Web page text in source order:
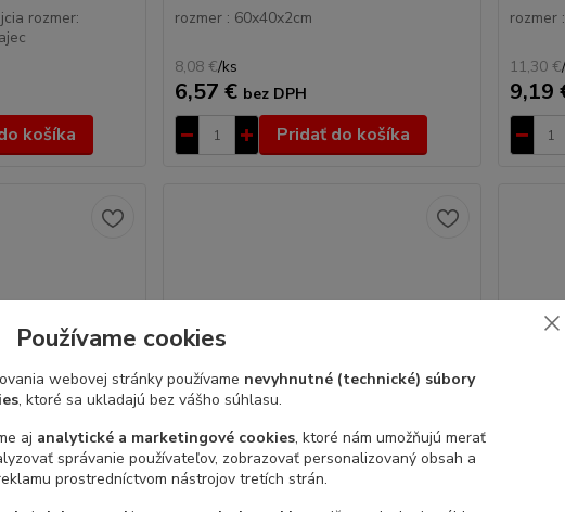
rozmer:
košíka
rozmer : 60x40x2cm
8,08 €/ks
6,57 € bez DPH
Pridať do košíka
rozmer
11,30 €/
9,19
Používame cookies
webovej stránky používame nevyhnutné (technické) súbory
, ktoré sa ukladajú bez vášho súhlasu.
aj analytické a marketingové cookies, ktoré nám umožňujú merať
správanie používateľov, zobrazovať personalizovaný obsah a
prostredníctvom nástrojov tretích strán.